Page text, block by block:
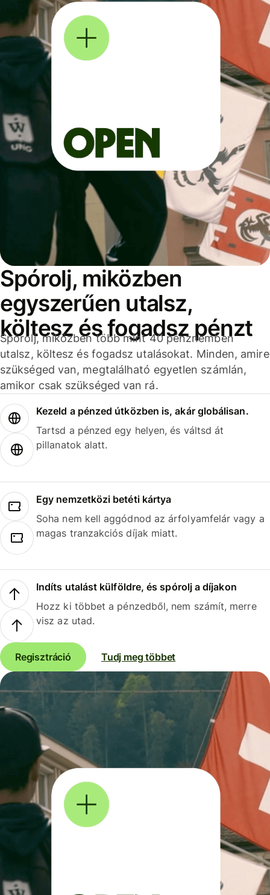
Spórolj, miközben
egyszerűen utalsz,
költesz és fogadsz pénzt
Spórolj, miközben több mint 40 pénznemben
utalsz, költesz és fogadsz utalásokat. Minden, amire
szükséged van, megtalálható egyetlen számlán,
amikor csak szükséged van rá.
Kezeld a pénzed útközben is, akár globálisan.
Tartsd a pénzed egy helyen, és váltsd át
pillanatok alatt.
Egy nemzetközi betéti kártya
Soha nem kell aggódnod az árfolyamfelár vagy a
magas tranzakciós díjak miatt.
Indíts utalást külföldre, és spórolj a díjakon
Hozz ki többet a pénzedből, nem számít, merre
visz az utad.
Regisztráció Tudj meg többet